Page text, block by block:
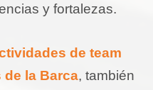
y fortalezas.
de team
de la Barca, también